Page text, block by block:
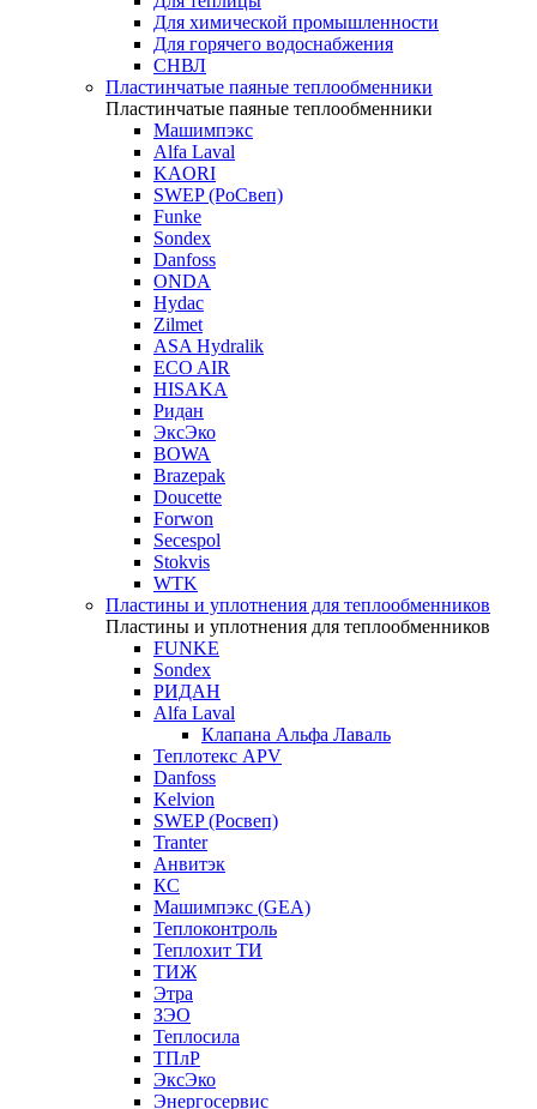
Для химической промышленности
Для горячего водоснабжения
СНВЛ
Пластинчатые паяные теплообменники
Пластинчатые паяные теплообменники
Машимпэкс
Alfa Laval
KAORI
SWEP (РоСвеп)
Funke
Sondex
Danfoss
ONDA
Hydac
Zilmet
ASA Hydralik
ECO AIR
HISAKA
Ридан
ЭксЭко
BOWA
Brazepak
Doucette
Forwon
Secespol
Stokvis
WTK
Пластины и уплотнения для теплообменников
Пластины и уплотнения для теплообменников
FUNKE
Sondex
РИДАН
Alfa Laval
Клапана Альфа Лаваль
Теплотекс APV
Danfoss
Kelvion
SWEP (Росвеп)
Tranter
Анвитэк
КС
Машимпэкс (GEA)
Теплоконтроль
Теплохит ТИ
ТИЖ
Этра
ЗЭО
Теплосила
ТПлР
ЭксЭко
Энергосервис